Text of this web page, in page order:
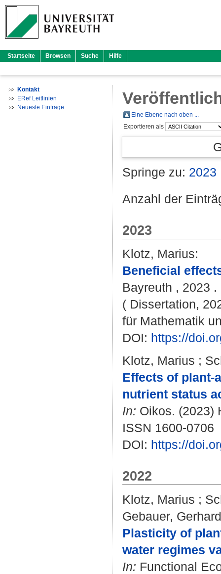
Startseite Browsen Suche Hilfe
Kontakt
ERef Leitlinien
Neueste Einträge
Eine Ebene nach oben ...
Exportieren als
Springe zu: 2023
Anzahl der
2023
Klotz, Marius:
Beneficial
Bayreuth , 2023 .
( Dissertation,
für Mathematik
DOI: https://
Klotz, Marius ;
Effects of plant-
nutrient status
In: Oikos. (2023)
ISSN 1600-0706
DOI: https://
2022
Klotz, Marius ;
Gebauer, Gerhard
Plasticity of
water regimes
In: Functional